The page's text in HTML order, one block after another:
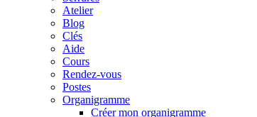
Atelier
Blog
Clés
Aide
Cours
Rendez-vous
Postes
Organigramme
Créer mon organigramme